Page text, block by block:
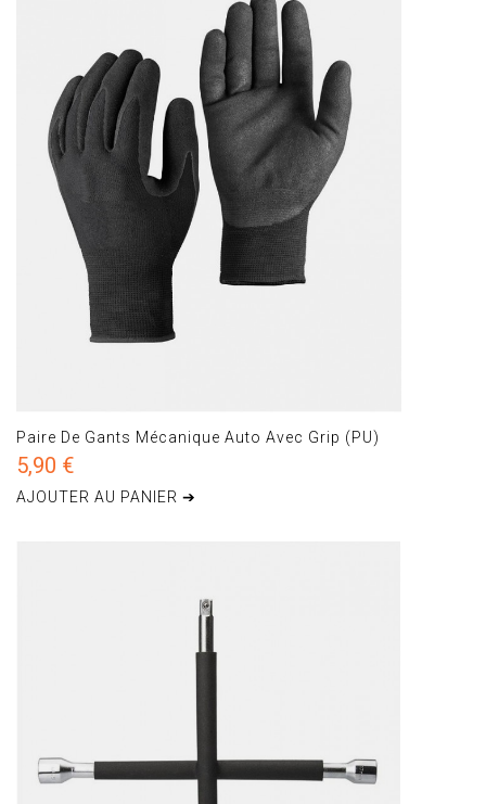
Paire De Gants Mécanique Auto Avec Grip (PU)
5,90 €
AJOUTER AU PANIER ➔